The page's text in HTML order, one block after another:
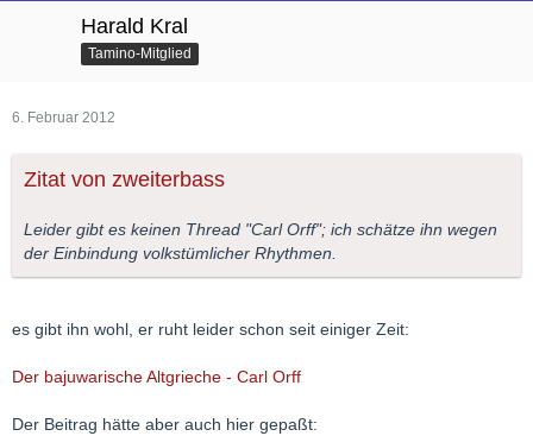
Harald Kral
Tamino-Mitglied
6. Februar 2012
Zitat von zweiterbass
Leider gibt es keinen Thread "Carl Orff"; ich schätze ihn wegen
der Einbindung volkstümlicher Rhythmen.
es gibt ihn wohl, er ruht leider schon seit einiger Zeit:
Der bajuwarische Altgrieche - Carl Orff
Der Beitrag hätte aber auch hier gepaßt: